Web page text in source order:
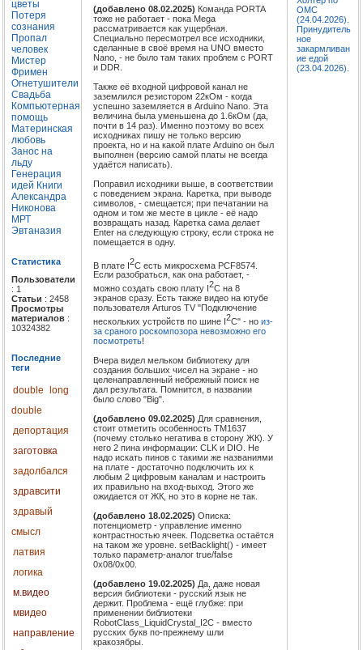
цветы
Потеря
сознания
Пропал
человек
Мистер
Фримен
Огнетушители
Свадьба
Компьютерная
помощь
Материнская
любовь
Занос на
льду
Генерация
идей Книги
Александра
Никонова
МРТ
Эвтаназия
Статистика
Пользователи
: 1
Статьи : 2458
Просмотры
материалов :
10324382
Последние
теги
double
long
double
депортация
заготовка
задолбался
здравсити
здравый
смысл
латвия
логика
м.видео
мвидео
направление
(добавлено 08.02.2025) Команда PORTA
тоже не работает - пока Mega
рассматривается как ущербная.
Специально пересмотрел все исходники,
сделанные в своё время на UNO вместо
Nano, - не было там таких проблем с PORT
и DDR.
Также её входной цифровой канал не
заземлился резистором 22кОм - когда
успешно заземляется в Arduino Nano. Эта
величина была уменьшена до 1.6кОм (да,
почти в 14 раз). Именно поэтому во всех
исходниках пишу не только версию
проекта, но и на какой плате Arduino он был
выполнен (версию самой платы не всегда
удаётся написать).
Поправил исходники выше, в соответствии
с поведением экрана. Каретка, при выводе
символов, - смещается; при печатании на
одном и том же месте в цикле - её надо
возвращать назад. Каретка сама делает
Enter на следующую строку, если строка не
помещается в одну.
В плате I2C есть микросхема PCF8574.
Если разобраться, как она работает, -
можно создать свою плату I2C на 8
экранов сразу. Есть также видео на ютубе
пользователя Arturos TV "Подключение
нескольких устройств по шине I2C" - но из-
за сраного роскомпозора невозможно его
посмотреть!
Вчера видел мельком библиотеку для
создания больших чисел на экране - но
целенаправленный небрежный поиск не
дал результата. Помнится, в названии
было слово "Big".
(добавлено 09.02.2025) Для сравнения,
стоит отметить особенность TM1637
(почему столько негатива в сторону ЖК). У
него 2 пина информации: CLK и DIO. Не
надо искать пинов с такими же названиями
на плате - достаточно подключить их к
любым 2 цифровым каналам и настроить
их правильно на вход-выход. Этого же
ожидается от ЖК, но это в корне не так.
(добавлено 18.02.2025) Описка:
потенциометр - управление именно
контрастностью ячеек. Подсветка остаётся
на таком же уровне. setBacklight() - имеет
только параметр-аналог true/false
0x08/0x00.
(добавлено 19.02.2025) Да, даже новая
версия библиотеки - русский язык не
держит. Проблема - ещё глубже: при
применении библиотеки
RobotClass_LiquidCrystal_I2C - вместо
русских букв по-прежнему шли
кракозябры.
ОМС
(24.04.2026).
Принудитель
ное
закармливан
ие едой
(23.04.2026).